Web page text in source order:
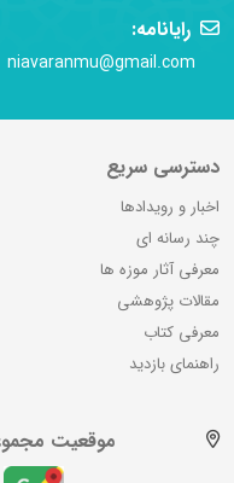
رایانامه:
niavaranmu@gmail.com
دسترسی سریع
اخبار و رویدادها
چند رسانه ای
معرفی آثار موزه ها
مقالات پژوهشی
معرفی کتاب
راهنمای بازدید
موقعیت